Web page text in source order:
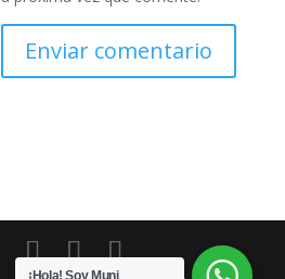
¡Hola! Soy Muni